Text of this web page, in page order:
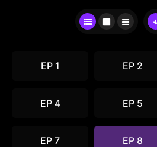
EP 1 EP 2
EP 4 EP 5
EP 7 EP 8